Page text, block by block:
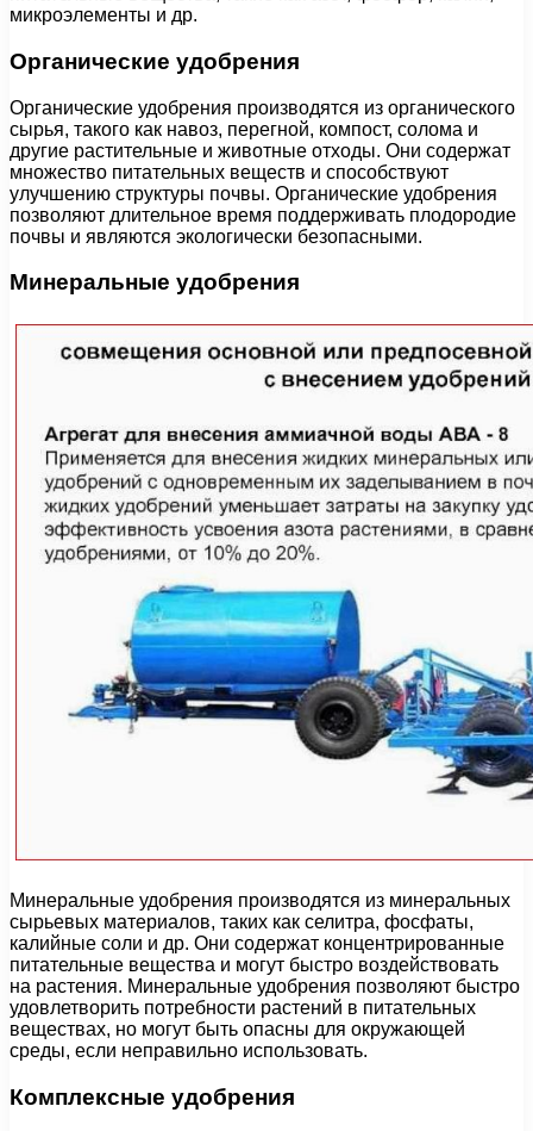
микроэлементы и др.
Органические удобрения
Органические удобрения производятся из органического
сырья, такого как навоз, перегной, компост, солома и
другие растительные и животные отходы. Они содержат
множество питательных веществ и способствуют
улучшению структуры почвы. Органические удобрения
позволяют длительное время поддерживать плодородие
почвы и являются экологически безопасными.
Минеральные удобрения
Минеральные удобрения производятся из минеральных
сырьевых материалов, таких как селитра, фосфаты,
калийные соли и др. Они содержат концентрированные
питательные вещества и могут быстро воздействовать
на растения. Минеральные удобрения позволяют быстро
удовлетворить потребности растений в питательных
веществах, но могут быть опасны для окружающей
среды, если неправильно использовать.
Комплексные удобрения